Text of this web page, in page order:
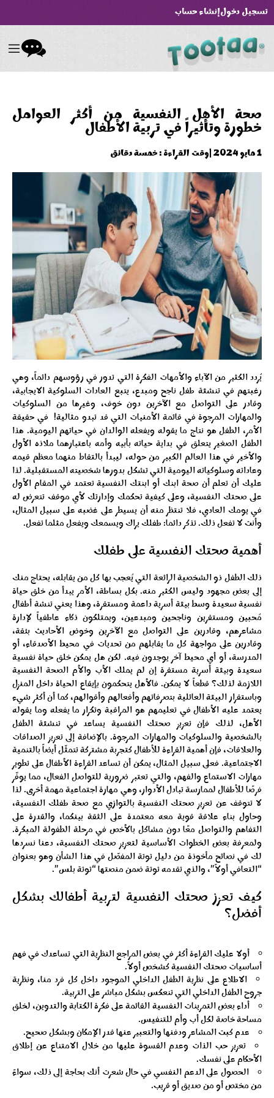
تسجيل دخولإنشاء حساب
صحة الأهل النفسية من أكثر العوامل
خطورة وتأثيراً في تربية الأطفال
1 مايو 2024 | وقت القراءة : خمسة دقائق
يُردد الكثير من الآباء والأمهات الفكرة التي تدور في رؤوسهم دائماً، وهي
رغبتهم في تنشئة طفل ناجح ومبدع، يتبع العادات السلوكية الايجابية،
وقادر على التواصل مع الآخرين دون خوف، وغيرها من السلوكيات
والمهارات المرجوة في قائمة الأمنيات التي قد تبدو مثالية! في حقيقة
الأمر، الطفل هو نتاج ما يقوله ويفعله الوالدان في حياتهم اليومية. هذا
الطفل الصغير يتعلق في بداية حياته بأبيه وأمه باعتبارهما ملاذه الأول
والأخير في هذا العالم الكبير من حوله، ليبدأ بالتقاط منهما معظم قيمه
وعاداته وسلوكياته اليومية التي تشكل بدورها شخصيته المستقبلية. لذا
عليك أن تعلم أن صحة ابنك أو ابنتك النفسية تعتمد في المقام الأول
على صحتك النفسية، وعلى كيفية تحكمك وإدارتك لأي موقف تتعرض له
في يومك العادي، فلا تنتظر منه أن يسيطر على غضبه على سبيل المثال،
وأنت لا تفعل ذلك. تذكر دائما: طفلك يراك ويسمعك ويفعل مثلما تفعل.
أهمية صحتك النفسية على طفلك
ذلك الطفل ذو الشخصية الرائعة التي يُعجب بها كل من يقابله، يحتاج منك
إلى بعض مجهود وليس الكثير منه. بكل بساطة، الأمر يبدأ من خلق حياة
نفسية سعيدة وسط بيئة أسرية داعمة ومستقرة، وهذا يعني تنشة أطفال
مُحبين ومستقرين وناجحين ومبدعين، ويمتلكون ذكاء عاطفياً لإدارة
مشاعرهم، وقادرين على التواصل مع الآخرين وخوض الأحاديث بثقة،
وقادرين على مواجهة كل ما يقابلهم من تحديات في محيط الأصدقاء، أو
المدرسة، أو أي محيط آخر يوجدون فيه. لكن هل يمكن خلق حياة نفسية
سعيدة وبيئة أسرية مستقرة إن لم يملك الأب والأم الصحة النفسية
اللازمة لذلك؟ قطعاً لا يمكن. فالأهل يتحكمون بإيقاع الحياة داخل المنزل
وباستقرار البيئة العائلية بتصرفاتهم وأفعالهم وأقوالهم، كما أن أكثر شيء
يعتمد عليه الأطفال في تعليمهم هو المراقبة وتكرار ما يفعله وما يقوله
الأهل، لذلك فإن تعزيز صحتك النفسية يساعد في تنشئة الطفل
بالشخصية والسلوكيات والمهارات المرجوة. بالإضافة إلى تعزيز الصداقات
والعلاقات، فإن أهمية القراءة للأطفال كتجربة مشتركة تتمثّل أيضاً بالتنمية
الاجتماعية. فعلى سبيل المثال، يمكن أن تساعد القراءة الأطفال على تطوير
مهارات الاستماع والفهم، والتي تعتبر ضرورية للتواصل الفعال، مما يوفّر
فرصًا للأطفال لممارسة تبادل الأدوار، وهي مهارة اجتماعية مهمة أخرى. لذا
لا تتوقف عن تعزيز صحتك النفسية بالتوازي مع صحة طفلك النفسية،
وحاول بناء علاقة قوية معه معتمدة على الثقة بينكما، والقدرة على
التفاهم والتواصل معًا دون مشاكل بالأخص في مرحلة الطفولة المبكرة.
ولمعرفة بعض الخطوات الأساسية لتعزيز صحتك النفسية، دعنا نسردها
لك في نصائح مأخوذة من دليل توتة المفصّل في هذا الشأن وهو بعنوان
“التعافي أولاً”، والذي تقدمه توتة ضمن منصتها “توتة بلس”.
كيف تعزز صحتك النفسية لتربية أطفالك بشكل
أفضل؟
أولا عليك القراءة أكثر في بعض المراجع النظرية التي تساعدك في فهم
أساسيات صحتك النفسية كشخص أولاً.
الاطلاع على نظرية الطفل الداخلي الموجود داخل كل فرد منا، ونظرية
جروح الطفل الداخلي التي تنعكس بشكل مباشر على التربية.
أداء بعض التمرينات النفسية القائمة على فكرة الكتابة والتدوين، لخلق
مساحة خاصة لكل أب وأم للتنفيس.
عدم كبت المشاعر ودفنها والتعبير عنها قدر الإمكان وبشكل صحيح.
تعزيز حب الذات وعدم القسوة عليها من خلال الامتناع عن إطلاق
الأحكام على نفسك.
الحصول على الدعم النفسي في حال شعرت أنك بحاجة إلى ذلك، سواءً
من مختص أو من صديق أو قريب.